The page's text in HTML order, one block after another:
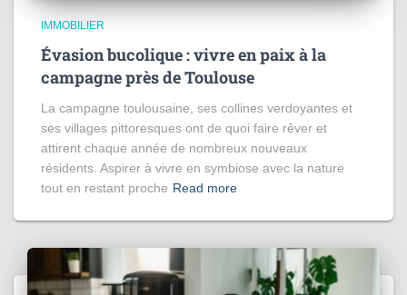
IMMOBILIER
Évasion bucolique : vivre en paix à la
campagne près de Toulouse
La campagne toulousaine, ses collines verdoyantes et
ses villages pittoresques ont de quoi faire rêver et
attirent chaque année de nombreux nouveaux
résidents. Aspirer à vivre en symbiose avec la nature
tout en restant proche Read more